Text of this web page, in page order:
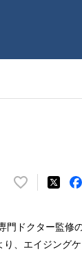
い
！
数
門ドクター監修
り、エイジング